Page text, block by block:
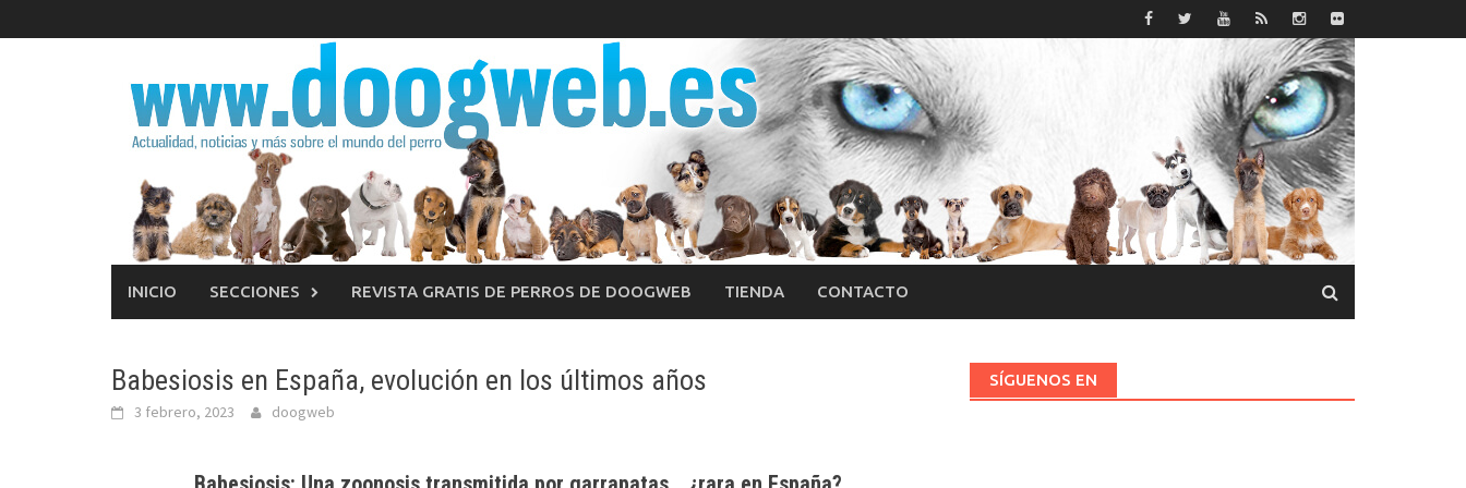
al
INICIO SECCIONES REVISTA GRATIS DE PERROS DE DOOGWEB TIENDA CONTACTO
Babesiosis en España, evolución en los últimos años
3 febrero, 2023 doogweb
SÍGUENOS EN